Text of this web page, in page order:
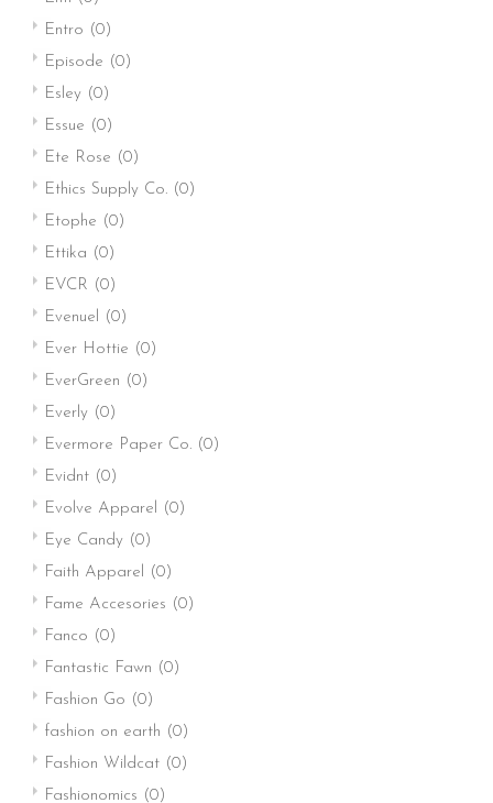
Entro (0)
Episode (0)
Esley (0)
Essue (0)
Ete Rose (0)
Ethics Supply Co. (0)
Etophe (0)
Ettika (0)
EVCR (0)
Evenuel (0)
Ever Hottie (0)
EverGreen (0)
Everly (0)
Evermore Paper Co. (0)
Evidnt (0)
Evolve Apparel (0)
Eye Candy (0)
Faith Apparel (0)
Fame Accesories (0)
Fanco (0)
Fantastic Fawn (0)
Fashion Go (0)
fashion on earth (0)
Fashion Wildcat (0)
Fashionomics (0)